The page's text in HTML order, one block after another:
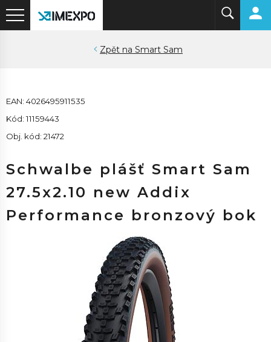
Smart Sam
EAN: 4026495911535
Kód: 11159443
Obj. kód: 21472
Schwalbe plášť Smart Sam
27.5x2.10 new Addix
Performance bronzový bok